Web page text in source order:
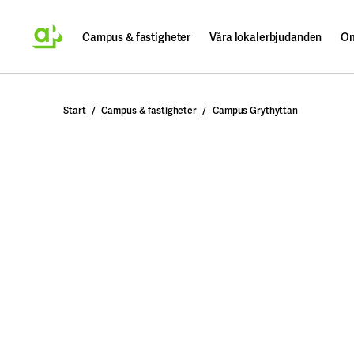
Campus & fastigheter Våra lokalerbjudanden
Sök
Start Campus & fastigheter Campus Grythyttan